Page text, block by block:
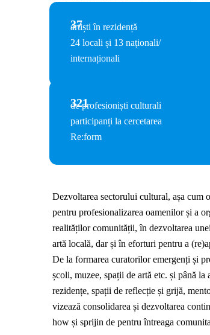
37
artiști în rezidență
24 locali și 13 naționali/
internaționali
321
de profesioniști culturali
participanți la cercetarea
Re:form
Dezvoltarea sectorului cultural, așa cum
pentru profesionalizarea oamenilor și a
realităților comunității, în dezvoltarea
artă locală, dar și în eforturi pentru a
De la formarea curatorilor emergenți și
școli, muzee, spații de artă etc. și până
rezidențe, spații de reflecție și grijă,
vizează consolidarea și dezvoltarea
how și sprijin de pentru întreaga